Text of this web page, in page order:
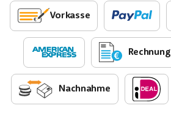
Vorkasse
Rechnung
Nachnahme